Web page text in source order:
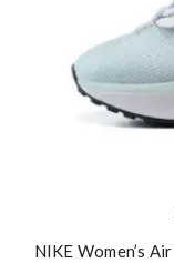
NIKE Women’s